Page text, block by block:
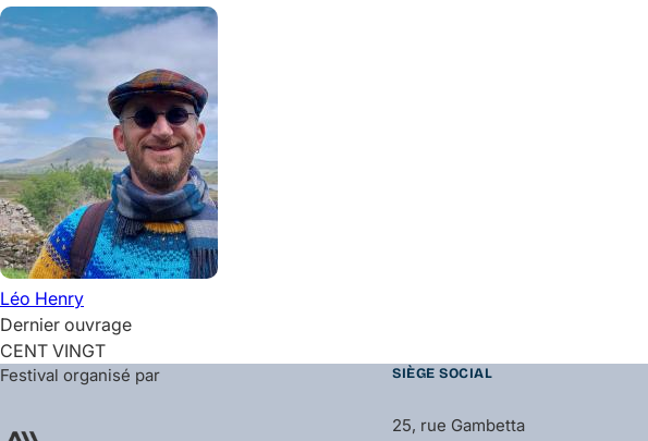
Léo Henry
Dernier ouvrage
CENT VINGT
Festival organisé par SIÈGE SOCIAL
25, rue Gambetta